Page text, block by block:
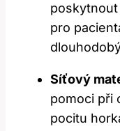
pro
Síťový
pomoci při
pocitu